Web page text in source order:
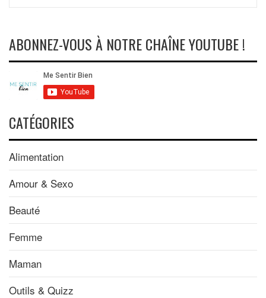
ABONNEZ-VOUS À NOTRE CHAÎNE YOUTUBE !
CATÉGORIES
Alimentation
Amour & Sexo
Beauté
Femme
Maman
Outils & Quizz